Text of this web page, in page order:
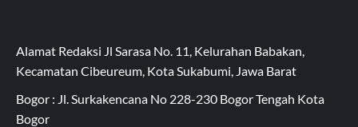
Alamat Redaksi Jl Sarasa No. 11, Kelurahan Babakan,
Kecamatan Cibeureum, Kota Sukabumi, Jawa Barat
Bogor : Jl. Surkakencana No 228-230 Bogor Tengah Kota
Bogor